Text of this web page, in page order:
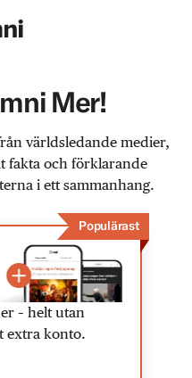
Mer!
världsledande medier,
fakta och förklarande
i ett sammanhang.
Populärast
– helt utan
extra konto.